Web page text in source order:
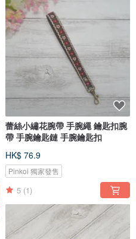
蕾絲小繡花腕帶 手腕繩 鑰匙扣腕
帶 手腕鑰匙鏈 手腕鑰匙扣
HK$ 76.9
Pinkoi 獨家發售
5 (1)